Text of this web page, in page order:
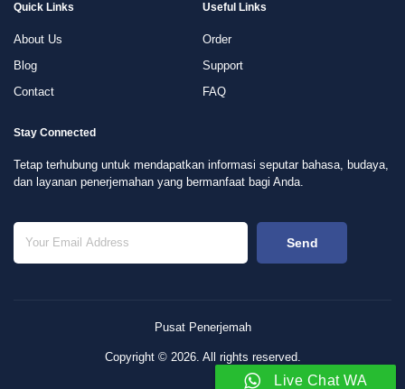
Quick Links
About Us
Blog
Contact
Useful Links
Order
Support
FAQ
Stay Connected
Tetap terhubung untuk mendapatkan informasi seputar bahasa, budaya,
dan layanan penerjemahan yang bermanfaat bagi Anda.
Send
Pusat Penerjemah
Copyright © 2026. All rights reserved.
Live Chat WA